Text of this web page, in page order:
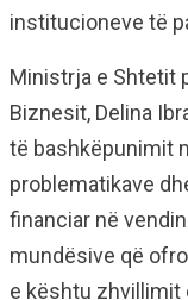
institucioneve të
Ministrja e Shtetit
Biznesit, Delina
të bashkëpunimit
problematikave
financiar në
mundësive që
e kështu zhvillimit